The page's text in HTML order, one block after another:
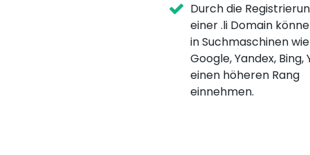
Durch die
einer .li Domain
in Suchmaschinen wie
Google, Yandex, Bing,
einen höheren Rang
einnehmen.